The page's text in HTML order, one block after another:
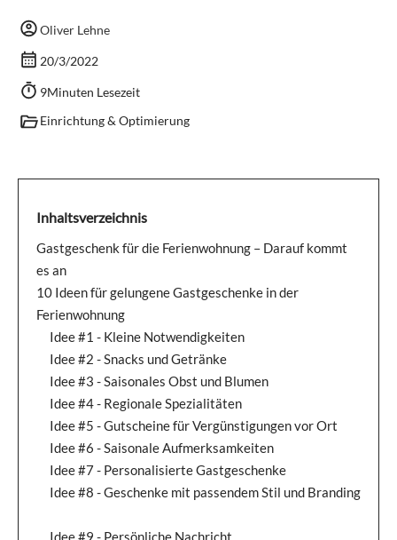
Oliver Lehne
20/3/2022
9Minuten Lesezeit
Einrichtung & Optimierung
Inhaltsverzeichnis
Gastgeschenk für die Ferienwohnung – Darauf kommt
es an
10 Ideen für gelungene Gastgeschenke in der
Ferienwohnung
Idee #1 - Kleine Notwendigkeiten
Idee #2 - Snacks und Getränke
Idee #3 - Saisonales Obst und Blumen
Idee #4 - Regionale Spezialitäten
Idee #5 - Gutscheine für Vergünstigungen vor Ort
Idee #6 - Saisonale Aufmerksamkeiten
Idee #7 - Personalisierte Gastgeschenke
Idee #8 - Geschenke mit passendem Stil und Branding
Idee #9 - Persönliche Nachricht